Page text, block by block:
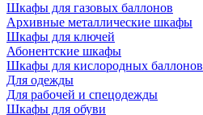
Шкафы для газовых баллонов
Архивные металлические шкафы
Шкафы для ключей
Абонентские шкафы
Шкафы для кислородных баллонов
Для одежды
Для рабочей и спецодежды
Шкафы для обуви